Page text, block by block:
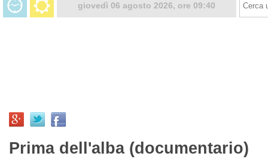
giovedì 06 agosto 2026, ore 09:40
Prima dell'alba (documentario)